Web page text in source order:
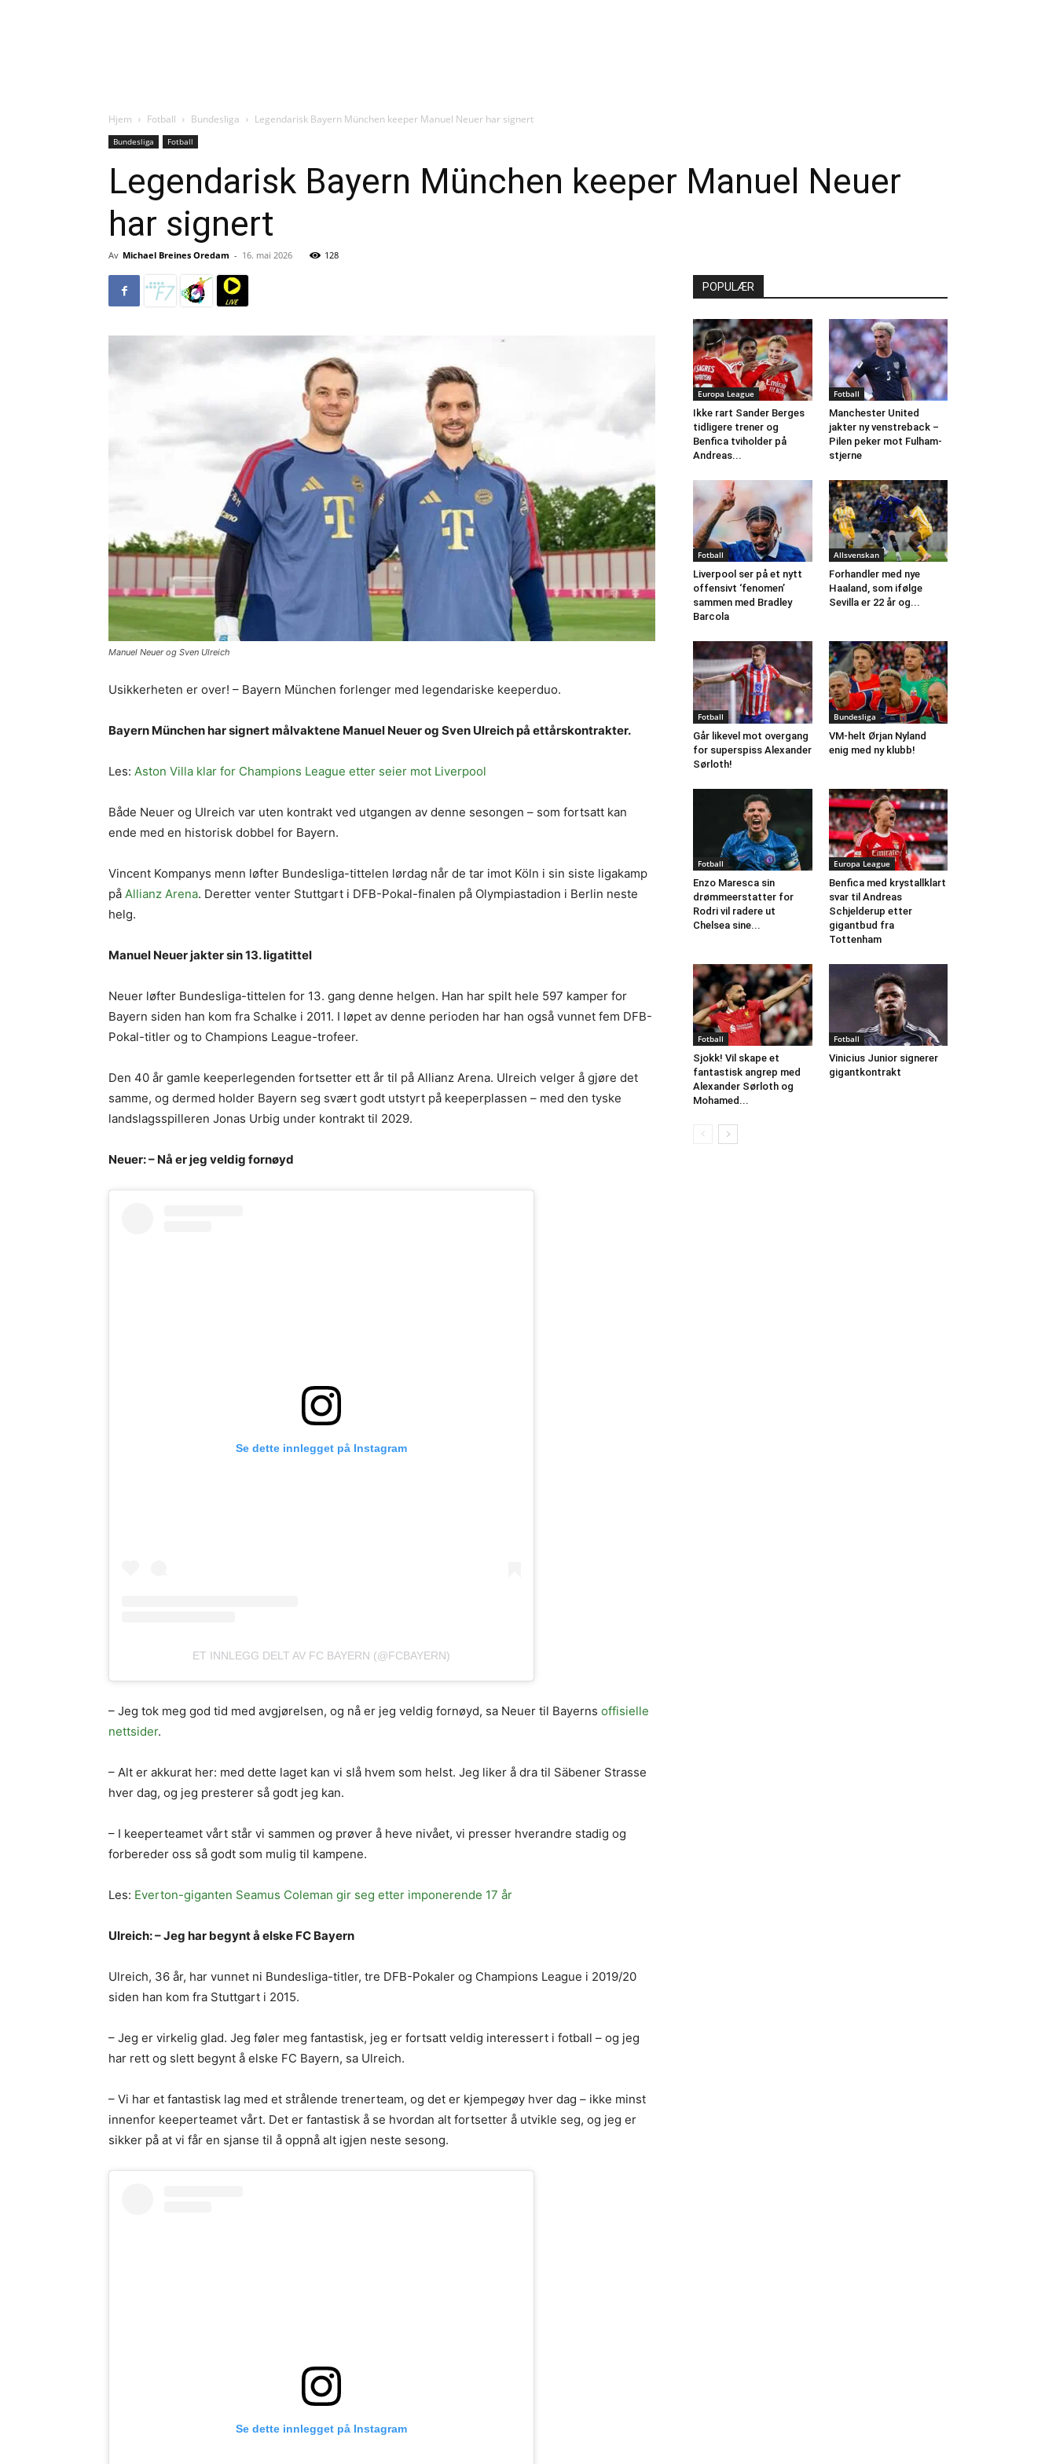
Hjem Fotball Bundesliga Legendarisk Bayern München keeper Manuel Neuer har signert
Bundesliga Fotball
Legendarisk Bayern München keeper Manuel Neuer
har signert
Av Michael Breines Oredam - 16. mai 2026 128
Manuel Neuer og Sven Ulreich
Usikkerheten er over! – Bayern München forlenger med legendariske keeperduo.
Bayern München har signert målvaktene Manuel Neuer og Sven Ulreich på ettårskontrakter.
Les: Aston Villa klar for Champions League etter seier mot Liverpool
Både Neuer og Ulreich var uten kontrakt ved utgangen av denne sesongen – som fortsatt kan
ende med en historisk dobbel for Bayern.
Vincent Kompanys menn løfter Bundesliga-tittelen lørdag når de tar imot Köln i sin siste ligakamp
på Allianz Arena. Deretter venter Stuttgart i DFB-Pokal-finalen på Olympiastadion i Berlin neste
helg.
Manuel Neuer jakter sin 13. ligatittel
Neuer løfter Bundesliga-tittelen for 13. gang denne helgen. Han har spilt hele 597 kamper for
Bayern siden han kom fra Schalke i 2011. I løpet av denne perioden har han også vunnet fem DFB-
Pokal-titler og to Champions League-trofeer.
Den 40 år gamle keeperlegenden fortsetter ett år til på Allianz Arena. Ulreich velger å gjøre det
samme, og dermed holder Bayern seg svært godt utstyrt på keeperplassen – med den tyske
landslagsspilleren Jonas Urbig under kontrakt til 2029.
Neuer: – Nå er jeg veldig fornøyd
Se dette innlegget på Instagram
ET INNLEGG DELT AV FC BAYERN (@FCBAYERN)
– Jeg tok meg god tid med avgjørelsen, og nå er jeg veldig fornøyd, sa Neuer til Bayerns offisielle
nettsider.
– Alt er akkurat her: med dette laget kan vi slå hvem som helst. Jeg liker å dra til Säbener Strasse
hver dag, og jeg presterer så godt jeg kan.
– I keeperteamet vårt står vi sammen og prøver å heve nivået, vi presser hverandre stadig og
forbereder oss så godt som mulig til kampene.
Les: Everton-giganten Seamus Coleman gir seg etter imponerende 17 år
Ulreich: – Jeg har begynt å elske FC Bayern
Ulreich, 36 år, har vunnet ni Bundesliga-titler, tre DFB-Pokaler og Champions League i 2019/20
siden han kom fra Stuttgart i 2015.
– Jeg er virkelig glad. Jeg føler meg fantastisk, jeg er fortsatt veldig interessert i fotball – og jeg
har rett og slett begynt å elske FC Bayern, sa Ulreich.
– Vi har et fantastisk lag med et strålende trenerteam, og det er kjempegøy hver dag – ikke minst
innenfor keeperteamet vårt. Det er fantastisk å se hvordan alt fortsetter å utvikle seg, og jeg er
sikker på at vi får en sjanse til å oppnå alt igjen neste sesong.
Se dette innlegget på Instagram
POPULÆR
Europa League
Ikke rart Sander Berges
tidligere trener og
Benfica tviholder på
Andreas...
Fotball
Manchester United
jakter ny venstreback –
Pilen peker mot Fulham-
stjerne
Fotball
Liverpool ser på et nytt
offensivt ‘fenomen’
sammen med Bradley
Barcola
Allsvenskan
Forhandler med nye
Haaland, som ifølge
Sevilla er 22 år og...
Fotball
Går likevel mot overgang
for superspiss Alexander
Sørloth!
Bundesliga
VM-helt Ørjan Nyland
enig med ny klubb!
Fotball
Enzo Maresca sin
drømmeerstatter for
Rodri vil radere ut
Chelsea sine...
Europa League
Benfica med krystallklart
svar til Andreas
Schjelderup etter
gigantbud fra
Tottenham
Fotball
Sjokk! Vil skape et
fantastisk angrep med
Alexander Sørloth og
Mohamed...
Fotball
Vinicius Junior signerer
gigantkontrakt